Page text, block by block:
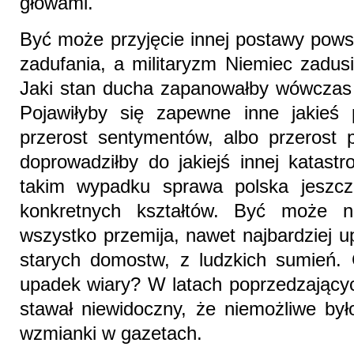
Być może przyjęcie innej postawy
zadufania, a militaryzm Niemiec
Jaki stan ducha zapanowałby
Pojawiłyby się zapewne inne
przerost sentymentów, albo przerost
doprowadziłby do jakiejś innej
takim wypadku sprawa polska
konkretnych kształtów. Być
wszystko przemija, nawet najbardziej
starych domostw, z ludzkich
upadek wiary? W latach
stawał niewidoczny, że niemożliwe
wzmianki w gazetach.